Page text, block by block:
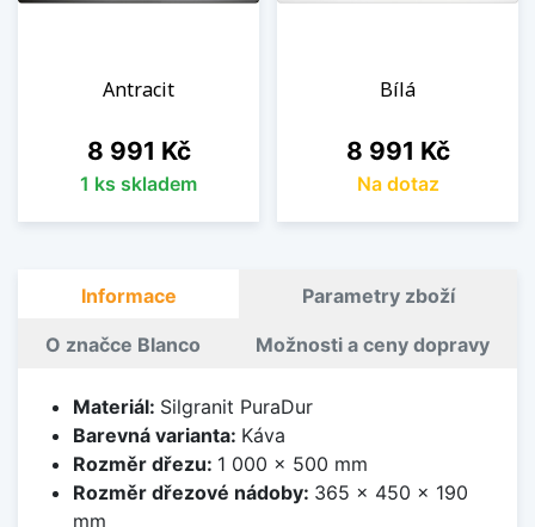
Antracit
Cena
8 991 Kč
1 ks skladem
Bílá
Cena
8 991 Kč
Na dotaz
Informace Parametry zboží
O značce Blanco Možnosti a ceny dopravy
Materiál: Silgranit PuraDur
Barevná varianta: Káva
Rozměr dřezu: 1 000 x 500 mm
Rozměr dřezové nádoby: 365 x 450 x 190
mm